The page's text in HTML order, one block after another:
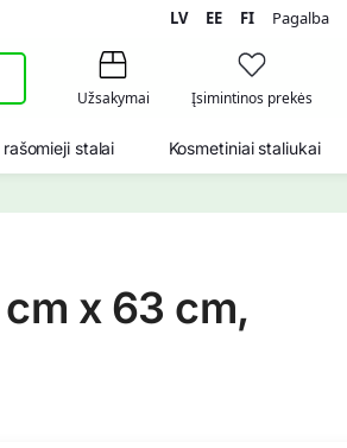
LV EE FI Pagalba
Užsakymai Įsimintinos prekės
stalai Kosmetiniai staliukai
x 63 cm,